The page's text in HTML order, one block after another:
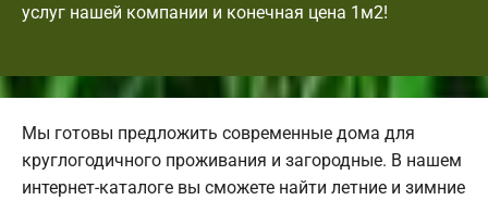
услуг нашей компании и конечная цена 1м2!
Мы готовы предложить современные дома для
круглогодичного проживания и загородные. В нашем
интернет-каталоге вы сможете найти летние и зимние